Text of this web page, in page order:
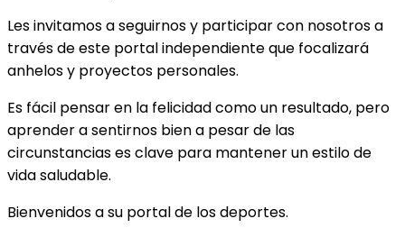
Les invitamos a seguirnos y participar con nosotros a
través de este portal independiente que focalizará
anhelos y proyectos personales.
Es fácil pensar en la felicidad como un resultado, pero
aprender a sentirnos bien a pesar de las
circunstancias es clave para mantener un estilo de
vida saludable.
Bienvenidos a su portal de los deportes.